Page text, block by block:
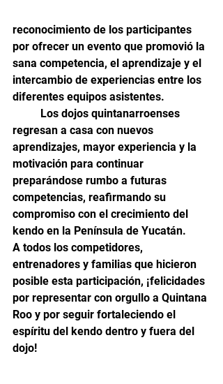
reconocimiento de los participantes
por ofrecer un evento que promovió la
sana competencia, el aprendizaje y el
intercambio de experiencias entre los
diferentes equipos asistentes.
regresan a casa con nuevos
aprendizajes, mayor experiencia y la
motivación para continuar
preparándose rumbo a futuras
competencias, reafirmando su
compromiso con el crecimiento del
kendo en la Península de Yucatán.
A todos los competidores,
entrenadores y familias que hicieron
posible esta participación, ¡felicidades
por representar con orgullo a Quintana
Roo y por seguir fortaleciendo el
espíritu del kendo dentro y fuera del
dojo!